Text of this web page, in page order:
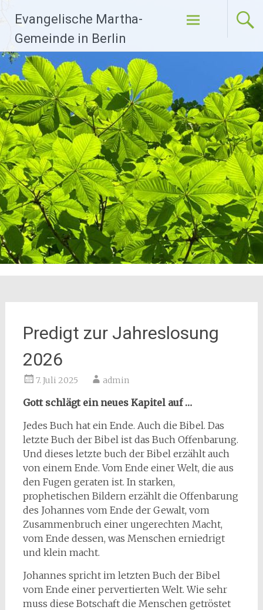
Inhalt
springen
Evangelische Martha-
Gemeinde in Berlin
Predigt zur Jahreslosung
2026
7. Juli 2025 admin
Gott schlägt ein neues Kapitel auf …
Jedes Buch hat ein Ende. Auch die Bibel. Das
letzte Buch der Bibel ist das Buch Offenbarung.
Und dieses letzte buch der Bibel erzählt auch
von einem Ende. Vom Ende einer Welt, die aus
den Fugen geraten ist. In starken,
prophetischen Bildern erzählt die Offenbarung
des Johannes vom Ende der Gewalt, vom
Zusammenbruch einer ungerechten Macht,
vom Ende dessen, was Menschen erniedrigt
und klein macht.
Johannes spricht im letzten Buch der Bibel
vom Ende einer pervertierten Welt. Wie sehr
muss diese Botschaft die Menschen getröstet